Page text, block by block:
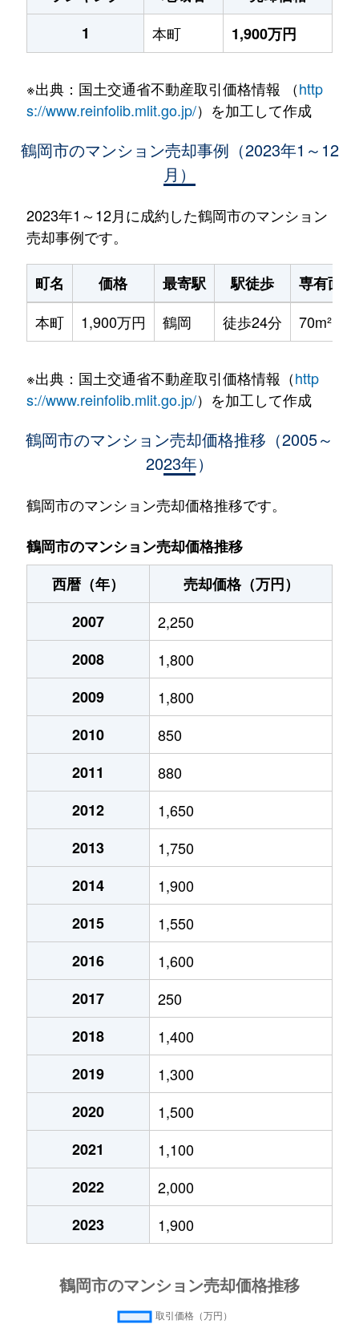
1
本町 1,900万円
※出典：国土交通省不動産取引価格情報 （http
s://www.reinfolib.mlit.go.jp/）を加工して作成
鶴岡市のマンション売却事例（2023年1～12
月）
2023年1～12月に成約した鶴岡市のマンション
売却事例です。
町名 価格 最寄駅 駅徒歩
専有面積
本町
1,900万円 鶴岡 徒歩24分 70m²
※出典：国土交通省不動産取引価格情報（http
s://www.reinfolib.mlit.go.jp/）を加工して作成
鶴岡市のマンション売却価格推移（2005～
2023年）
鶴岡市のマンション売却価格推移です。
鶴岡市のマンション売却価格推移
西暦（年）
売却価格（万円）
2007
2,250
2008
1,800
2009
1,800
2010
850
2011
880
2012
1,650
2013
1,750
2014
1,900
2015
1,550
2016
1,600
2017
250
2018
1,400
2019
1,300
2020
1,500
2021
1,100
2022
2,000
2023
1,900